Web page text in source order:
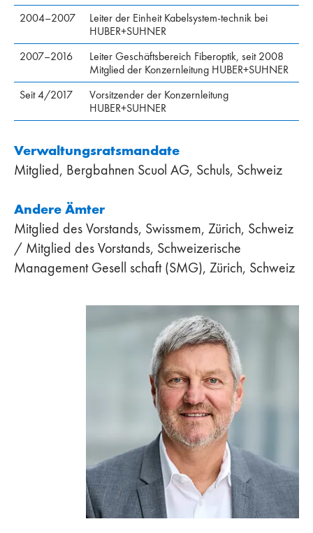
2004–2007
Leiter der Einheit Kabelsystem-technik bei
HUBER+SUHNER
2007–2016
Leiter Geschäftsbereich Fiberoptik, seit 2008
Mitglied der Konzernleitung HUBER+SUHNER
Seit 4/2017
Vorsitzender der Konzernleitung
HUBER+SUHNER
Verwaltungsratsmandate
Mitglied, Bergbahnen Scuol AG, Schuls, Schweiz
Andere Ämter
Mitglied des Vorstands, Swissmem, Zürich, Schweiz
/ Mitglied des Vorstands, Schweizerische
Management Gesell schaft (SMG), Zürich, Schweiz